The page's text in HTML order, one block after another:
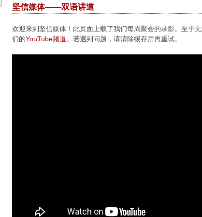
坚信媒体——双语讲道
欢迎来到坚信媒体！此页面上载了我们每周聚会的录影。至于
们的YouTube频道。若遇到问题，请清除缓存后再重试。